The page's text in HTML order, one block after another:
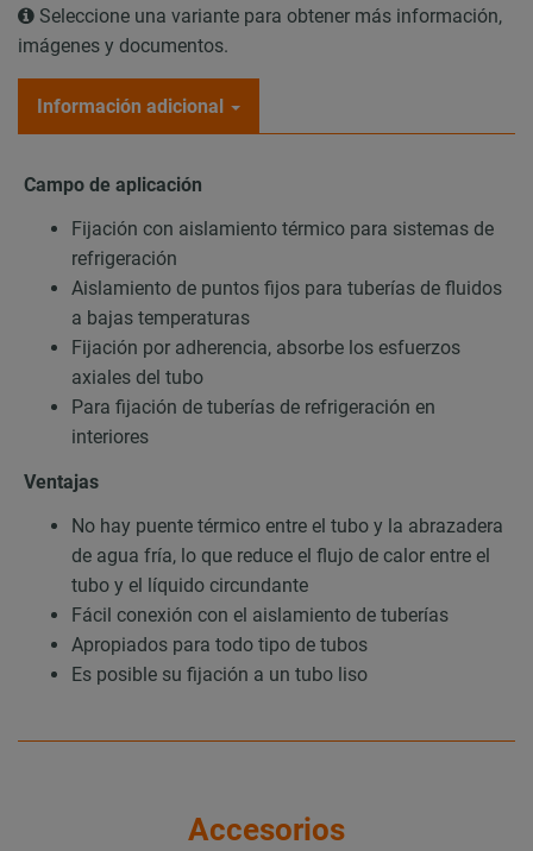
Seleccione una variante para obtener más información,
imágenes y documentos.
Información adicional
Campo de aplicación
Fijación con aislamiento térmico para sistemas de
refrigeración
Aislamiento de puntos fijos para tuberías de fluidos
a bajas temperaturas
Fijación por adherencia, absorbe los esfuerzos
axiales del tubo
Para fijación de tuberías de refrigeración en
interiores
Ventajas
No hay puente térmico entre el tubo y la abrazadera
de agua fría, lo que reduce el flujo de calor entre el
tubo y el líquido circundante
Fácil conexión con el aislamiento de tuberías
Apropiados para todo tipo de tubos
Es posible su fijación a un tubo liso
Accesorios